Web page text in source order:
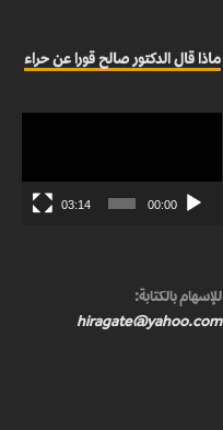
ماذا قال الدكتور صالح قورا عن حراء
00:00
03:14
للإسهام بالكتابة:
hiragate@yahoo.com